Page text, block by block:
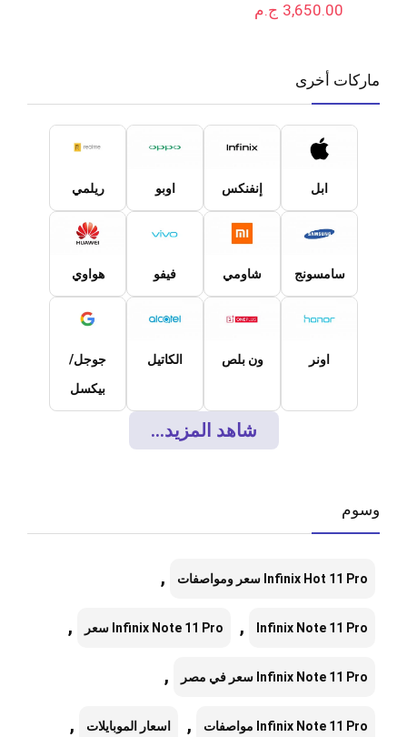
ج.م 3,650.00
ماركات أخرى
ابل إنفنكس اوبو ريلمي
سامسونج شاومي فيفو هواوي
اونر ون بلص الكاتيل
جوجل/
بيكسل
شاهد المزيد...
وسوم
Infinix Hot 11 Pro سعر ومواصفات ,
Infinix Note 11 Pro
, Infinix Note 11 Pro سعر ,
Infinix Note 11 Pro سعر في مصر ,
Infinix Note 11 Pro مواصفات , اسعار الموبايلات ,